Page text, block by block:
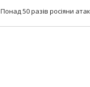
Понад 50 разів росіяни